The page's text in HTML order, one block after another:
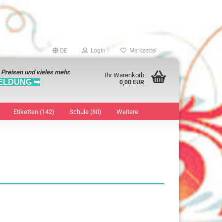
DE Login Merkzettel
und vieles mehr.
➥
Ihr Warenkorb
0,00 EUR
Etiketten (142) Schule (80) Weitere
12 mm
CD/